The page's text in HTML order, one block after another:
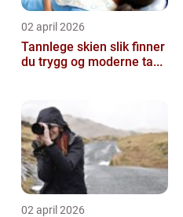
02 april 2026
Tannlege skien slik finner
du trygg og moderne ta...
02 april 2026